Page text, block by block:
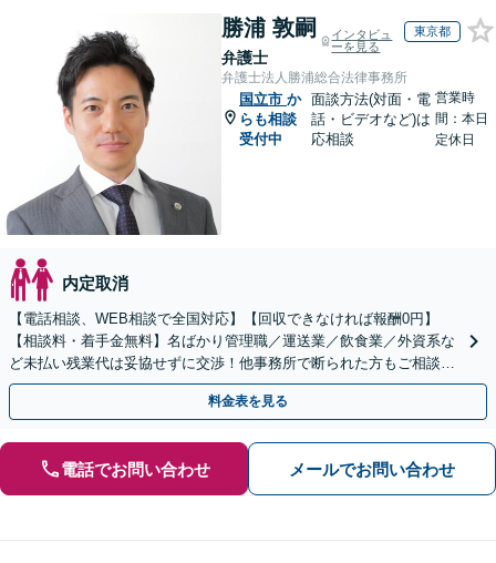
勝浦 敦嗣
弁護士
インタビュ
ーを見る
東京都
弁護士法人勝浦総合法律事務所
国立市 か
らも相談
受付中
面談方法(対面・電
話・ビデオなど)は
応相談
営業時
間：本日
定休日
内定取消
【電話相談、WEB相談で全国対応】【回収できなければ報酬0円】
【相談料・着手金無料】名ばかり管理職／運送業／飲食業／外資系な
ど未払い残業代は妥協せずに交渉！他事務所で断られた方もご相談く
ださい。【解決事例が豊富】土曜日も電話受付しています
料金表を見る
電話でお問い合わせ メールでお問い合わせ